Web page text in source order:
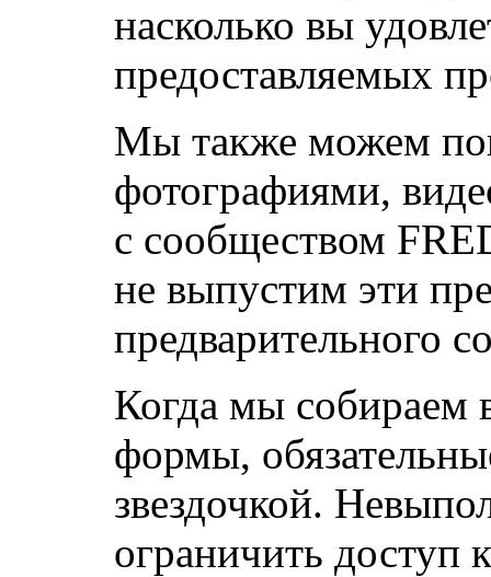
насколько вы
предоставляемых
Мы также можем
фотографиями,
с сообществом
не выпустим эти
предварительного
Когда мы собираем
формы,
звездочкой.
ограничить